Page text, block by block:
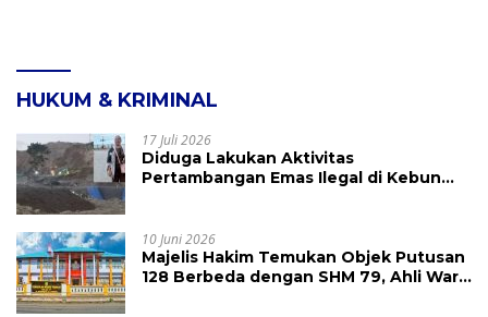
HUKUM & KRIMINAL
17 Juli 2026
Diduga Lakukan Aktivitas
Pertambangan Emas Ilegal di Kebun
10 Juni 2026
Majelis Hakim Temukan Objek Putusan
128 Berbeda dengan SHM 79, Ahli Waris